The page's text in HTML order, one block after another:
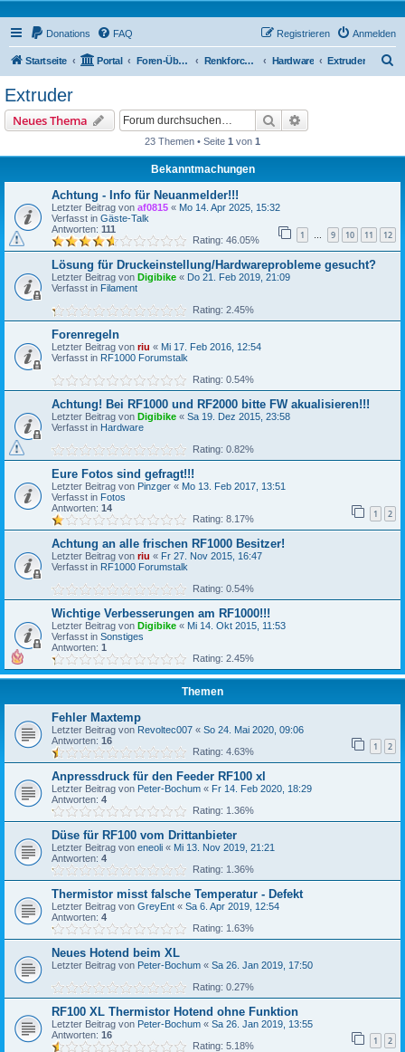
Donations FAQ Anmelden
Registrieren
Startseite Portal Foren-Übersicht Renkforce RF100 Forum Hardware Extruder
Extruder
Neues Thema Suche
23 Themen • Seite 1 von 1
Bekanntmachungen
Achtung - Info für Neuanmelder!!!
Letzter Beitrag von af0815 « Mo 14. Apr 2025, 15:32
Verfasst in Gäste-Talk
Antworten: 111 1 … 9 10 11 12
Rating: 46.05%
Lösung für Druckeinstellung/Hardwareprobleme gesucht?
Letzter Beitrag von Digibike « Do 21. Feb 2019, 21:09
Verfasst in Filament
Rating: 2.45%
Forenregeln
Letzter Beitrag von riu « Mi 17. Feb 2016, 12:54
Verfasst in RF1000 Forumstalk
Rating: 0.54%
Achtung! Bei RF1000 und RF2000 bitte FW akualisieren!!!
Letzter Beitrag von Digibike « Sa 19. Dez 2015, 23:58
Verfasst in Hardware
Rating: 0.82%
Eure Fotos sind gefragt!!!
Letzter Beitrag von Pinzger « Mo 13. Feb 2017, 13:51
Verfasst in Fotos
Antworten: 14 1 2
Rating: 8.17%
Achtung an alle frischen RF1000 Besitzer!
Letzter Beitrag von riu « Fr 27. Nov 2015, 16:47
Verfasst in RF1000 Forumstalk
Rating: 0.54%
Wichtige Verbesserungen am RF1000!!!
Letzter Beitrag von Digibike « Mi 14. Okt 2015, 11:53
Verfasst in Sonstiges
Antworten: 1
Rating: 2.45%
Themen
Fehler Maxtemp
Letzter Beitrag von Revoltec007 « So 24. Mai 2020, 09:06
Antworten: 16 1 2
Rating: 4.63%
Anpressdruck für den Feeder RF100 xl
Letzter Beitrag von Peter-Bochum « Fr 14. Feb 2020, 18:29
Antworten: 4
Rating: 1.36%
Düse für RF100 vom Drittanbieter
Letzter Beitrag von eneoli « Mi 13. Nov 2019, 21:21
Antworten: 4
Rating: 1.36%
Thermistor misst falsche Temperatur - Defekt
Letzter Beitrag von GreyEnt « Sa 6. Apr 2019, 12:54
Antworten: 4
Rating: 1.63%
Neues Hotend beim XL
Letzter Beitrag von Peter-Bochum « Sa 26. Jan 2019, 17:50
Rating: 0.27%
RF100 XL Thermistor Hotend ohne Funktion
Letzter Beitrag von Peter-Bochum « Sa 26. Jan 2019, 13:55
Antworten: 16 1 2
Rating: 5.18%